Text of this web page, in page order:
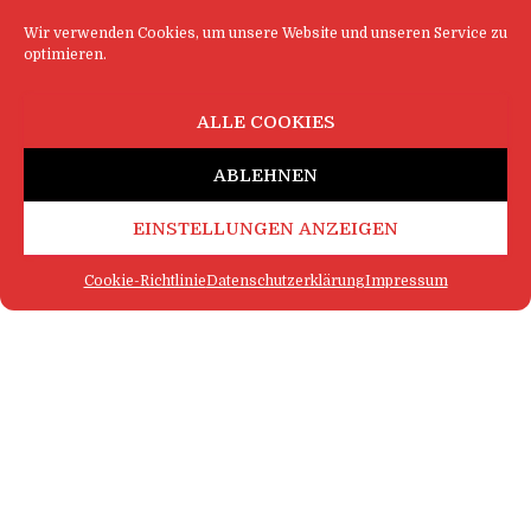
Wir verwenden Cookies, um unsere Website und unseren Service zu
optimieren.
ALLE COOKIES
ABLEHNEN
EINSTELLUNGEN ANZEIGEN
Cookie-RichtlinieDatenschutzerklärungImpressum